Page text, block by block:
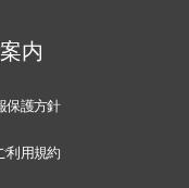
内
保護方針
利用規約